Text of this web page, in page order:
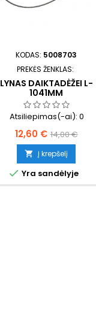
KODAS: 5008703
PREKĖS ŽENKLAS:
LYNAS DAIKTADĖŽEI L-
1041MM
Atsiliepimas(-ai):0
Kaina
12,60 € Bazinė
kaina
14,00 €
 Į krepšelį
 Yra sandėlyje